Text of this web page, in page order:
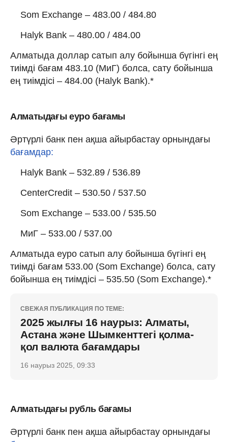
Som Exchange – 483.00 / 484.80
Halyk Bank – 480.00 / 484.00
Алматыда доллар сатып алу бойынша бүгінгі ең
тиімді бағам 483.10 (МиГ) болса, сату бойынша
ең тиімдісі – 484.00 (Halyk Bank).*
Алматыдағы еуро бағамы
Әртүрлі банк пен ақша айырбастау орнындағы
бағамдар:
Halyk Bank – 532.89 / 536.89
CenterCredit – 530.50 / 537.50
Som Exchange – 533.00 / 535.50
МиГ – 533.00 / 537.00
Алматыда еуро сатып алу бойынша бүгінгі ең
тиімді бағам 533.00 (Som Exchange) болса, сату
бойынша ең тиімдісі – 535.50 (Som Exchange).*
СВЕЖАЯ ПУБЛИКАЦИЯ ПО ТЕМЕ:
2025 жылғы 16 наурыз: Алматы,
Астана және Шымкенттегі қолма-
қол валюта бағамдары
16 наурыз 2025, 09:33
Алматыдағы рубль бағамы
Әртүрлі банк пен ақша айырбастау орнындағы